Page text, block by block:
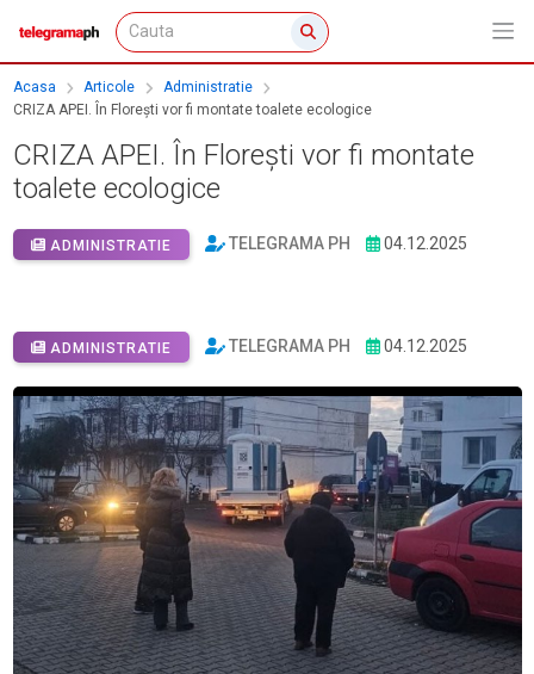
Acasa Articole
Administratie
CRIZA APEI. În Florești vor fi montate toalete ecologice
CRIZA APEI. În Florești vor fi montate
toalete ecologice
ADMINISTRATIE TELEGRAMA PH 04.12.2025
ADMINISTRATIE TELEGRAMA PH 04.12.2025